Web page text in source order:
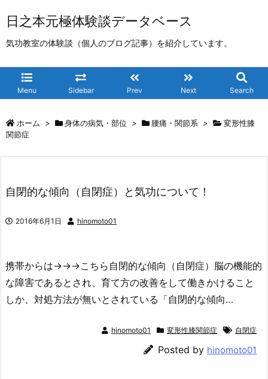
日之本元極体験談データベース
気功教室の体験談（個人のブログ記事）を紹介しています。
Menu Sidebar Prev Next Search
ホーム > 身体の病気・部位 > 腰痛・関節系 >
変形性膝
関節症
自閉的な傾向（自閉症）と気功について！
2016年6月1日 hinomoto01
携帯からは→→→こちら自閉的な傾向（自閉症）脳の機能的
な障害であるとされ、育て方の改善をして働きかけること
しか、対処方法が無いとされている「自閉的な傾向…
hinomoto01 変形性膝関節症 自閉症
Posted by hinomoto01